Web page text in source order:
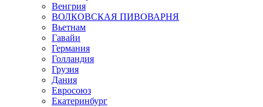
Венгрия
ВОЛКОВСКАЯ ПИВОВАРНЯ
Вьетнам
Гавайи
Германия
Голландия
Грузия
Дания
Евросоюз
Екатеринбург